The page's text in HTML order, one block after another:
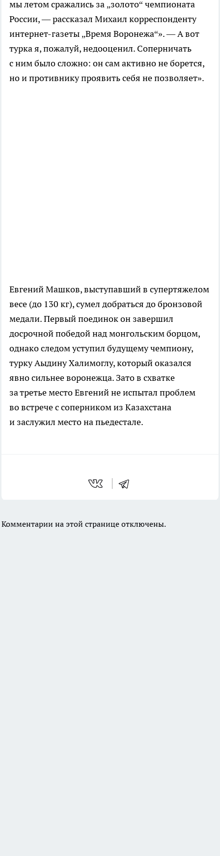
мы летом сражались за „золото“ чемпионата
России, — рассказал Михаил корреспонденту
интернет-газеты „Время Воронежа“». — А вот
турка я, пожалуй, недооценил. Соперничать
с ним было сложно: он сам активно не борется,
но и противнику проявить себя не позволяет».
Евгений Машков, выступавший в супертяжелом
весе (до 130 кг), сумел добраться до бронзовой
медали. Первый поединок он завершил
досрочной победой над монгольским борцом,
однако следом уступил будущему чемпиону,
турку Аыдину Халимоглу, который оказался
явно сильнее воронежца. Зато в схватке
за третье место Евгений не испытал проблем
во встрече с соперником из Казахстана
и заслужил место на пьедестале.
Комментарии на этой странице отключены.